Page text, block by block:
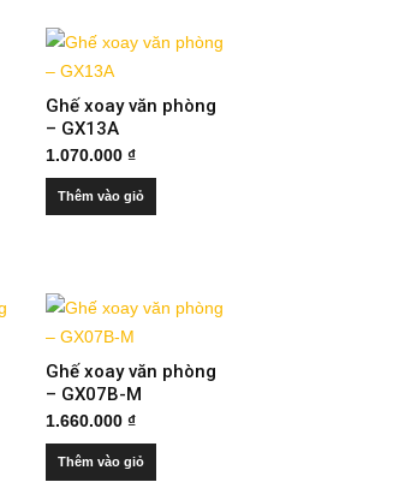
Ghế xoay văn phòng
– GX13A
1.070.000 ₫
Thêm vào giỏ
Ghế xoay văn phòng
– GX07B-M
1.660.000 ₫
Thêm vào giỏ